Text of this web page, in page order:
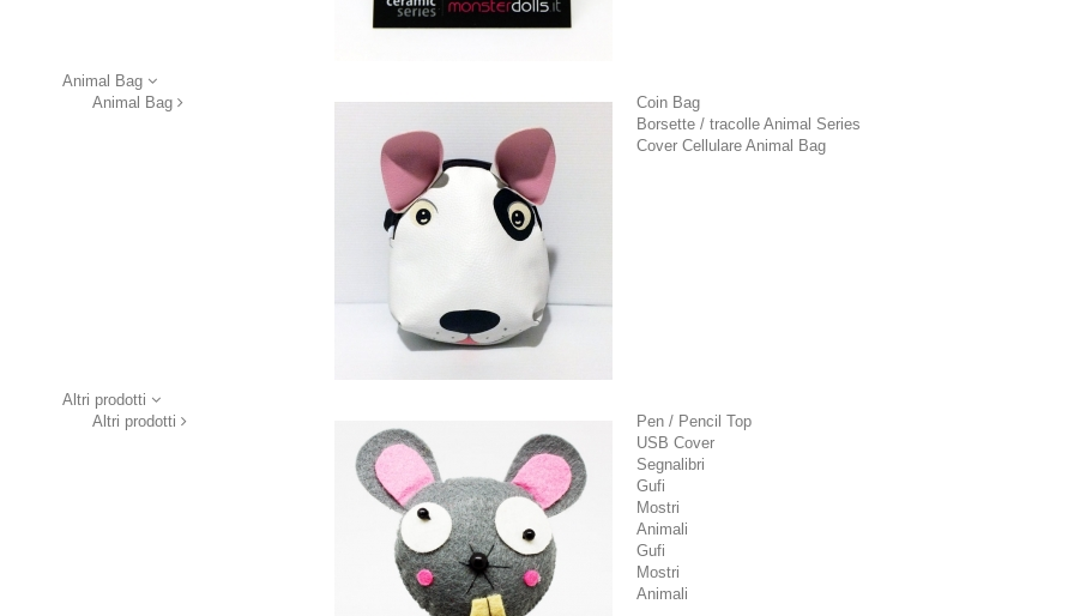
Animal Bag
Animal Bag
Coin Bag
Borsette / tracolle Animal Series
Cover Cellulare Animal Bag
Altri prodotti
Altri prodotti
Pen / Pencil Top
USB Cover
Segnalibri
Gufi
Mostri
Animali
Gufi
Mostri
Animali